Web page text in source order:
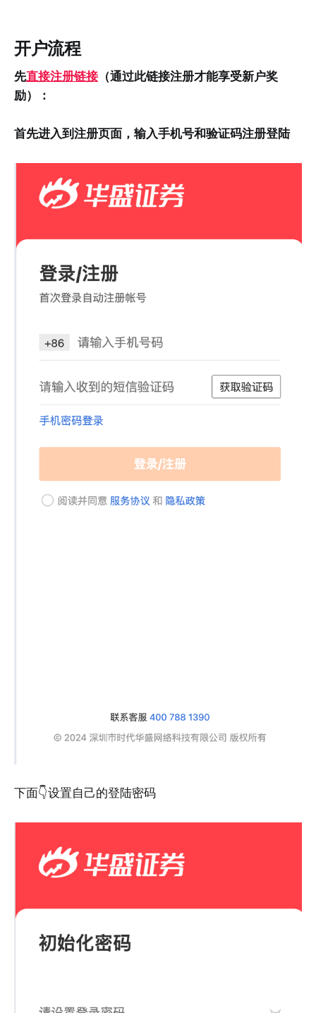
开户流程
先直接注册链接（通过此链接注册才能享受新户奖
励）：
首先进入到注册页面，输入手机号和验证码注册登陆
下面👇设置自己的登陆密码